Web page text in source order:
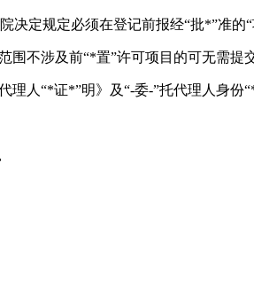
定规定必须在登记前报经“批*”准的
不涉及前“*置”许可项目的可无需提
人“*证*”明》及“-委-”托代理人身份
,